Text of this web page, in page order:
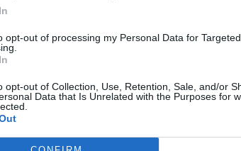
opt-out of processing my Personal Data for Targeted
opt-out of Collection, Use, Retention, Sale, and/or
Data that Is Unrelated with the Purposes for
Suivi-de-Stock.xlsx